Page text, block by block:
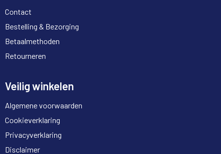
Contact
Bestelling & Bezorging
Betaalmethoden
Retourneren
Veilig winkelen
Algemene voorwaarden
Cookieverklaring
Privacyverklaring
Disclaimer